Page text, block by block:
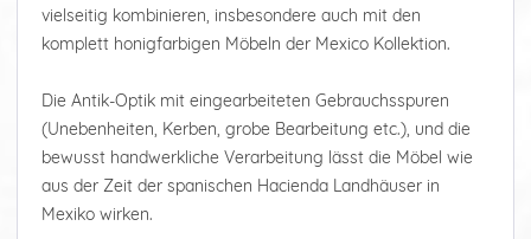
vielseitig kombinieren, insbesondere auch mit den
komplett honigfarbigen Möbeln der Mexico Kollektion.
Die Antik-Optik mit eingearbeiteten Gebrauchsspuren
(Unebenheiten, Kerben, grobe Bearbeitung etc.), und die
bewusst handwerkliche Verarbeitung lässt die Möbel wie
aus der Zeit der spanischen Hacienda Landhäuser in
Mexiko wirken.